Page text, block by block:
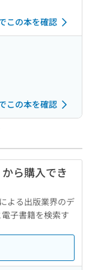
この本を確認
この本を確認
から購入でき
よる出版業界のデ
子書籍を検索す